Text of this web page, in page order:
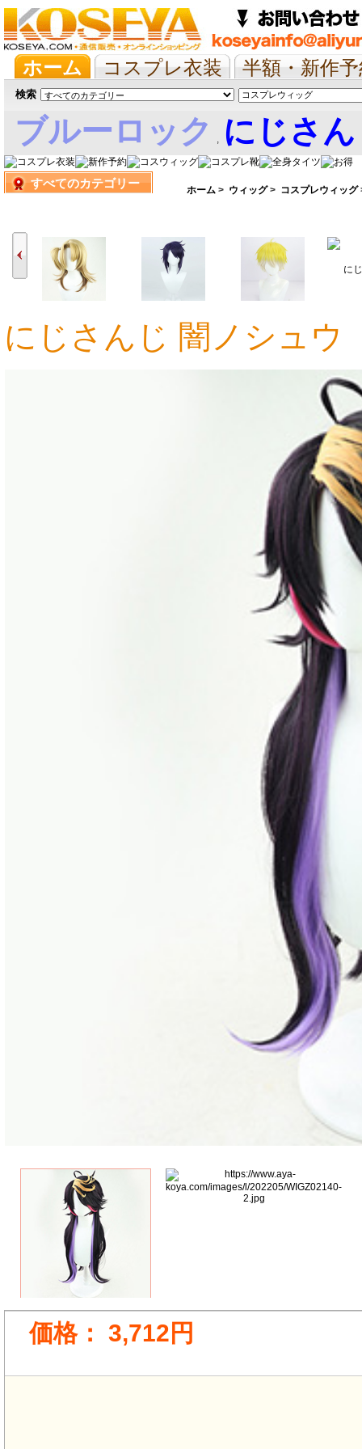
ホーム コスプレ衣装
半額・新作
抱き枕/布団/シーツ
ツイステ ウマ
検索
ブルーロック , にじさ
娘すべてのカテゴリー ホーム > ウィッグ> コスプレウィッグ
3,712円 3,426円 3,426円
にじさんじ 闇ノシュ
価格： 3,712円